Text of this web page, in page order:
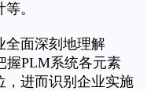
。
全面深刻地理解
握PLM系统各元素
，进而识别企业实施